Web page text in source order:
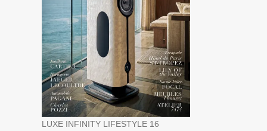
LUXE INFINITY LIFESTYLE 16